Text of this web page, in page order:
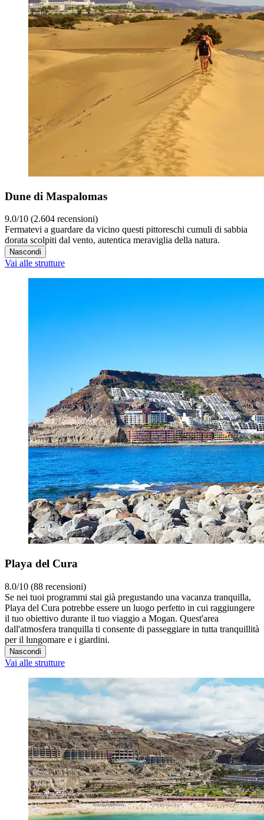
Dune di Maspalomas
9.0/10 (2.604 recensioni)
Fermatevi a guardare da vicino questi pittoreschi cumuli di sabbia
dorata scolpiti dal vento, autentica meraviglia della natura.
Nascondi
Vai alle strutture
Playa del Cura
8.0/10 (88 recensioni)
Se nei tuoi programmi stai già pregustando una vacanza tranquilla,
Playa del Cura potrebbe essere un luogo perfetto in cui raggiungere
il tuo obiettivo durante il tuo viaggio a Mogan. Quest'area
dall'atmosfera tranquilla ti consente di passeggiare in tutta tranquillità
per il lungomare e i giardini.
Nascondi
Vai alle strutture